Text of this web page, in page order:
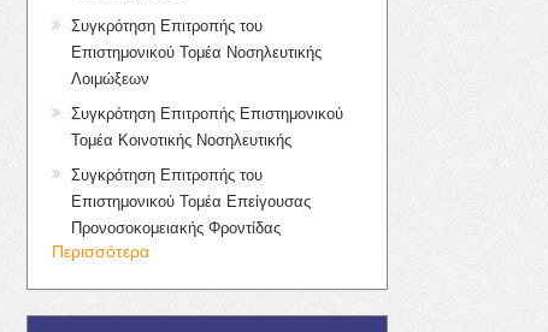
Συγκρότηση Επιτροπής του
Επιστημονικού Τομέα Νοσηλευτικής
Λοιμώξεων
Συγκρότηση Επιτροπής Επιστημονικού
Τομέα Κοινοτικής Νοσηλευτικής
Συγκρότηση Επιτροπής του
Επιστημονικού Τομέα Επείγουσας
Προνοσοκομειακής Φροντίδας
Περισσότερα